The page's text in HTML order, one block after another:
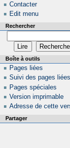
Contacter
Edit menu
Rechercher
Boîte à outils
Pages liées
Suivi des pages liées
Pages spéciales
Version imprimable
Adresse de cette
Partager